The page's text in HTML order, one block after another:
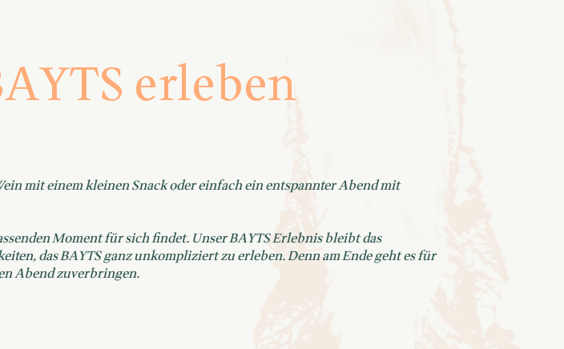
erleben
mit einem kleinen Snack oder einfach ein entspannter Abend mit
Moment für sich findet. Unser BAYTS Erlebnis bleibt das
das BAYTS ganz unkompliziert zu erleben. Denn am Ende geht es für
Abend zuverbringen.